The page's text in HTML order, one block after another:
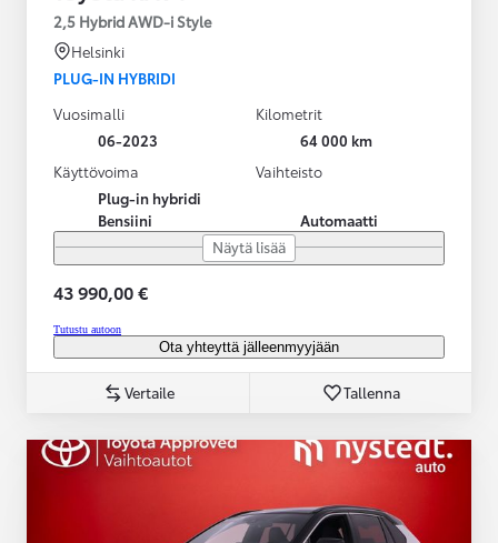
2,5 Hybrid AWD-i Style
Helsinki
PLUG-IN HYBRIDI
Vuosimalli
06-2023
Kilometrit
64 000 km
Käyttövoima
Plug-in hybridi
Bensiini
Vaihteisto
Automaatti
Näytä lisää
43 990,00 €
Tutustu autoon
Ota yhteyttä jälleenmyyjään
Vertaile Tallenna